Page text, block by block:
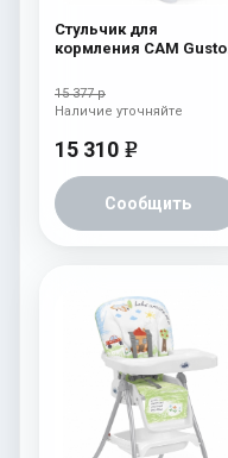
Стульчик для
кормления CAM Gusto
15 377 р
15 310 e
Сообщить
Наличие уточняйте